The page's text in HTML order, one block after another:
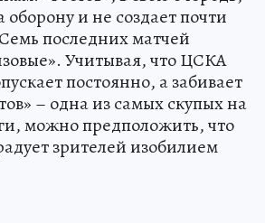
оборону и не создает почти
последних матчей
Учитывая, что ЦСКА
постоянно, а забивает
– одна из самых скупых на
можно предположить, что
зрителей изобилием